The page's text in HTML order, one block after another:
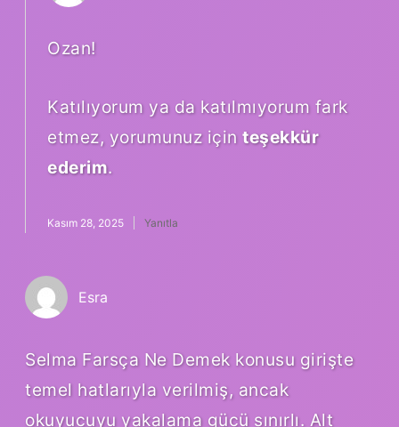
Ozan!
Katılıyorum ya da katılmıyorum fark
etmez, yorumunuz için teşekkür
ederim.
Kasım 28, 2025 Yanıtla
Esra
Selma Farsça Ne Demek konusu girişte
temel hatlarıyla verilmiş, ancak
okuyucuyu yakalama gücü sınırlı. Alt